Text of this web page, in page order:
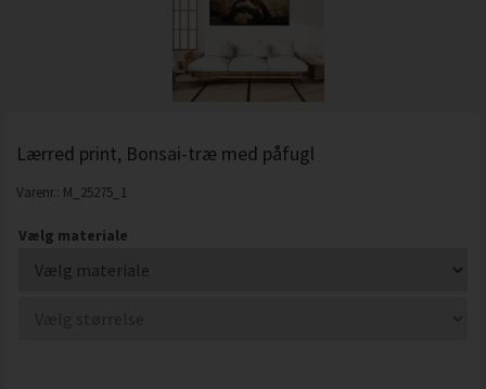
Lærred print, Bonsai-træ med påfugl
Varenr.: M_25275_1
Vælg materiale